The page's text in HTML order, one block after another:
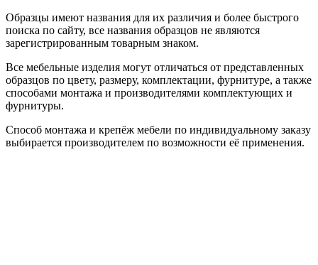
Образцы имеют названия для их различия и более быстрого
поиска по сайту, все названия образцов не являются
зарегистрированным товарным знаком.
Все мебельные изделия могут отличаться от представленных
образцов по цвету, размеру, комплектации, фурнитуре, а также
способами монтажа и производителями комплектующих и
фурнитуры.
Способ монтажа и крепёж мебели по индивидуальному заказу
выбирается производителем по возможности её применения.